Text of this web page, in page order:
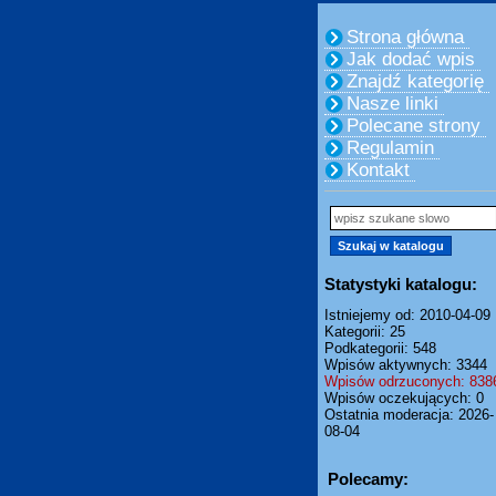
Strona główna
Jak dodać wpis
Znajdź kategorię
Nasze linki
Polecane strony
Regulamin
Kontakt
Statystyki katalogu:
Istniejemy od: 2010-04-09
Kategorii: 25
Podkategorii: 548
Wpisów aktywnych: 3344
Wpisów odrzuconych:
Wpisów oczekujących: 0
Ostatnia moderacja: 2026-
08-04
Polecamy: